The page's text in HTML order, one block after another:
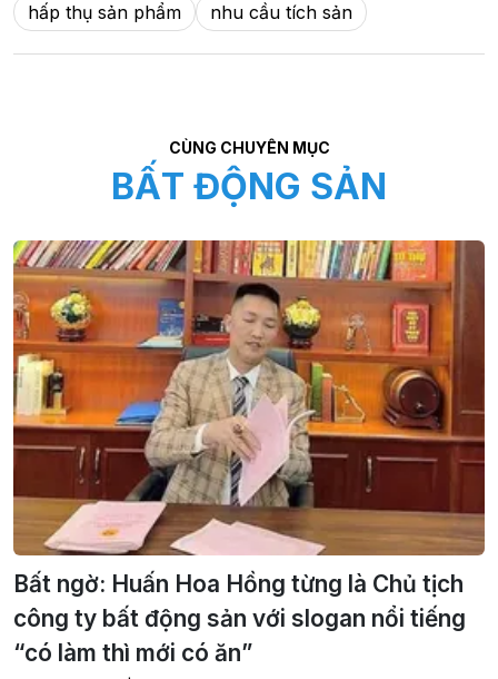
hấp thụ sản phẩm
nhu cầu tích sản
CÙNG CHUYÊN MỤC
BẤT ĐỘNG SẢN
Bất ngờ: Huấn Hoa Hồng từng là Chủ tịch
công ty bất động sản với slogan nổi tiếng
“có làm thì mới có ăn”